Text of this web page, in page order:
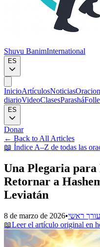
Shuvu BanimInternational
ES
InicioArtículosNoticias
diarioVideoClasesParashá
ES
Donar
← Back to All Articles
📖 Índice A–Z de todas las
Una Plegaria
Retornar a
Leviatán
8 de marzo de 2026•עורך ראשי
📖Leer el artículo original en